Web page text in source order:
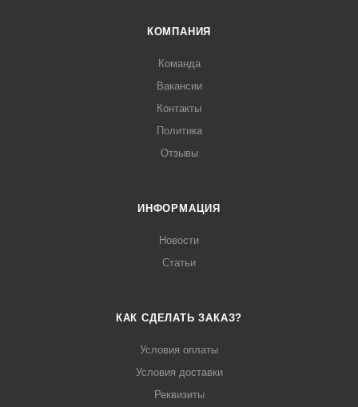
КОМПАНИЯ
Команда
Вакансии
Контакты
Политика
Отзывы
ИНФОРМАЦИЯ
Новости
Статьи
КАК СДЕЛАТЬ ЗАКАЗ?
Условия оплаты
Условия доставки
Реквизиты